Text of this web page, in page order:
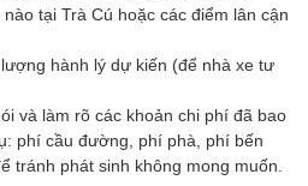
tại Trà Cú hoặc các điểm lân cận
hành lý dự kiến (để nhà xe tư
và làm rõ các khoản chi phí đã bao
phí cầu đường, phí phà, phí bến
tránh phát sinh không mong muốn.